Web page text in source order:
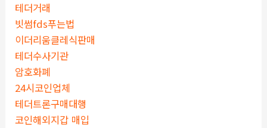
테더거래
빗썸fds푸는법
이더리움클레식판매
테더수사기관
암호화폐
24시코인업체
테더트론구매대행
코인해외지갑 매입